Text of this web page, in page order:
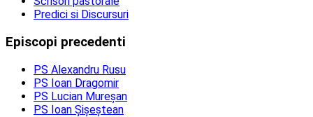
Predici si Discursuri
Episcopi precedenti
PS Alexandru Rusu
PS Ioan Dragomir
PS Lucian Mureșan
PS Ioan Șișeștean